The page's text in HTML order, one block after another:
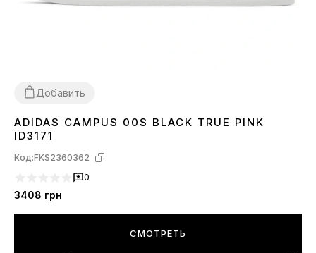
Добавить
38 3940 41
ADIDAS CAMPUS 00S BLACK TRUE PINK
ID3171
Код:FKS2360362
0
3408 грн
СМОТРЕТЬ